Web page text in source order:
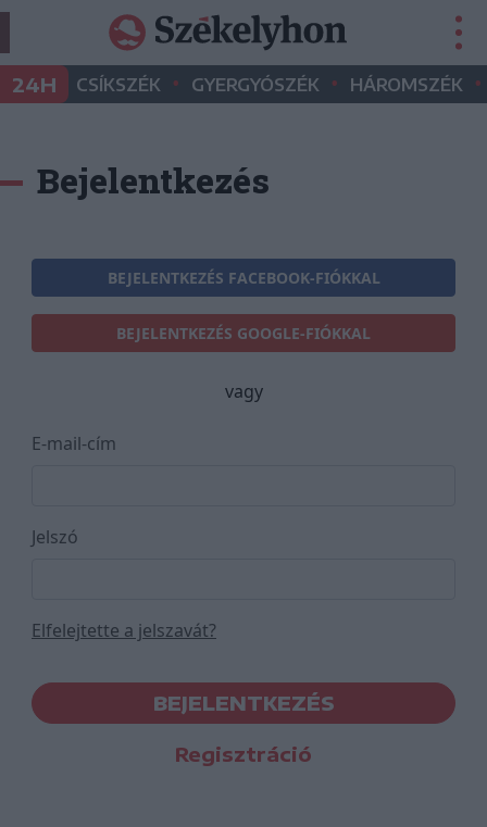
24H CSÍKSZÉK • GYERGYÓSZÉK • HÁROMSZÉK •
Bejelentkezés
BEJELENTKEZÉS FACEBOOK-FIÓKKAL
BEJELENTKEZÉS GOOGLE-FIÓKKAL
vagy
E-mail-cím
Jelszó
Elfelejtette a jelszavát?
BEJELENTKEZÉS
Regisztráció